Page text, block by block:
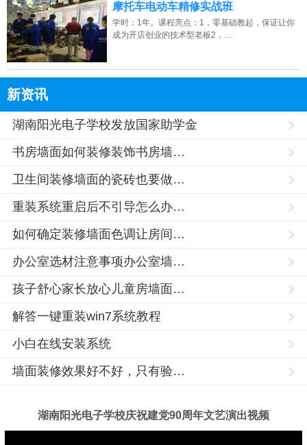
摩托车电动车精修实战班
学时：1年。课程亮点：1，零基础教起，保证让你
成为开店创业的技术型老板2，…
新资讯
湖南阳光电子学校发放国家助学金
书房墙面如何装修装饰书房墙…
卫生间装修墙面的瓷砖也要做…
重装系统重启后不引导怎么办…
如何确定装修墙面色调让房间…
办公室选材注意事项办公室墙…
孩子舒心家长放心儿童房墙面…
解答一键重装win7系统教程
小白在线安装系统
墙面装修效果好不好，只有验…
湖南阳光电子学校庆祝建党90周年文艺演出视频